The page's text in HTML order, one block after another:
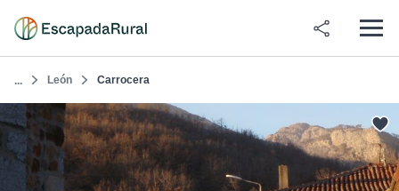
... León Carrocera